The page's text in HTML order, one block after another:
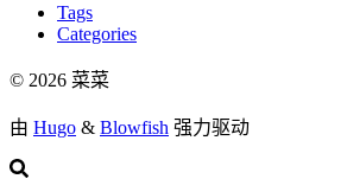
Tags
Categories
© 2026 菜菜
由 Hugo & Blowfish 强力驱动